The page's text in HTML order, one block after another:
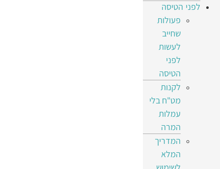
לפני הטיסה
פעולות
שחייב
לעשות
לפני
הטיסה
לקנות
מט"ח בלי
עמלות
המרה
המדריך
המלא